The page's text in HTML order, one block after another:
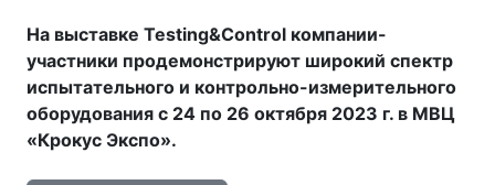
На выставке Testing&Control компании-
участники продемонстрируют широкий спектр
испытательного и контрольно-измерительного
оборудования с 24 по 26 октября 2023 г. в МВЦ
«Крокус Экспо».